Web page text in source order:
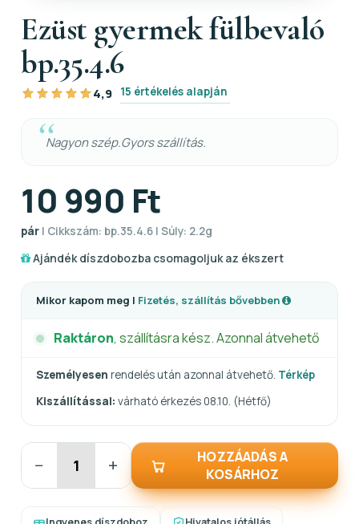
Ezüst gyermek fülbevaló
bp.35.4.6
4,9 15 értékelés alapján
Nagyon szép.Gyors szállítás.
10 990 Ft
pár | Cikkszám: bp.35.4.6 | Súly: 2.2g
Ajándék díszdobozba csomagoljuk az ékszert
Mikor kapom meg | Fizetés, szállítás bővebben
Raktáron, szállításra kész. Azonnal átvehető
Személyesen rendelés után azonnal átvehető. Térkép
Kiszállítással: várható érkezés 08.10. (Hétfő)
− +
HOZZÁADÁS A
KOSÁRHOZ